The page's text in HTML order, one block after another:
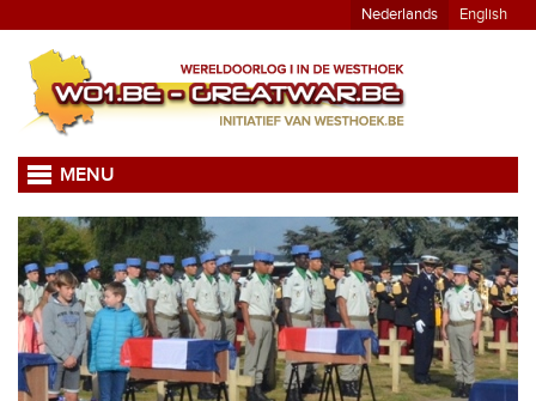
Nederlands English
MENU